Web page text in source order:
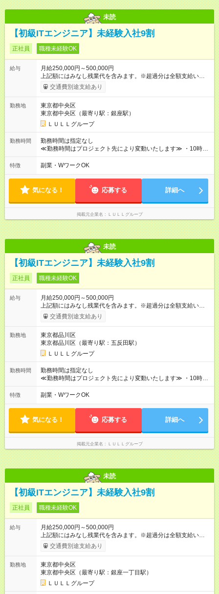
未読
【初級ITエンジニア】未経験入社9割
正社員 職種未経験OK
給与
月給250,000円～500,000円
上記額にはみなし残業代を含みます。※超過分は全額支給いたし
ます。 みなし残業代 21,675円／月 みなし残業時間 12時間／月 -
------------------------------------------------------- ≪経験者の方は以下と
万円～＋業績賞与＋交通費＋各種手当 ※固定残業代（30時間/6
万6，610円分）を含む。超過分は追加支給いたします 能力やス
キルを考慮し初任給を決定。経験者の方は前給考慮も可能で
す！ ◎昇給年1回（研修終了後） ◎賞与年2回（2月・8月）＋業
績賞与あり ◤スキルアップも、収入アップも。◢ 入社後の成長
や頑張りは、しっかり給与で還元しています。 実際にほぼ全員
上アップした社員も。 エンジニアへの還元率は業界高水準の
87％。 スキルを磨いた分だけ、収入アップも目指せる環境で
す！ 【試用期間】試用期間あり 試用期間の長さ：6ヶ月 ※ 雇用
形態と給与に、本採用時と異なる部分があります。 雇用形態：
中途採用（契約社員） 給与：月給 230,000円以上 上記額にはみ
なし残業代を含みます。※超過分は全額支給いたします。 みな
別途支給いたします ※研修期間中（最大12ヶ月間）も、試用期
交通費別途支給あり
勤務地
東京都中央区
東京都中央区（最寄り駅：銀座駅）
ＬＵＬＬグループ
勤務時間
勤務時間は指定なし
≪勤務時間はプロジェクト先により変動いたします≫ ・10時00
分～19時00分（休憩1時間） ・9時00分～18時00分（休憩1時
間） ＼平日夜も、ちゃんと「自分時間」がつくれます／ 残業は
やサウナなど、 趣味の時間を楽しむ社員も多くいます◎
特徴 副業・WワークOK
気になる！ 応募する 詳細へ
掲載元企業名 ＬＵＬＬグループ
未読
【初級ITエンジニア】未経験入社9割
正社員 職種未経験OK
給与
月給250,000円～500,000円
上記額にはみなし残業代を含みます。※超過分は全額支給いたし
ます。 みなし残業代 21,675円／月 みなし残業時間 12時間／月 -
------------------------------------------------------- ≪経験者の方は以下と
万円～＋業績賞与＋交通費＋各種手当 ※固定残業代（30時間/6
万6，610円分）を含む。超過分は追加支給いたします 能力やス
キルを考慮し初任給を決定。経験者の方は前給考慮も可能で
す！ ◎昇給年1回（研修終了後） ◎賞与年2回（2月・8月）＋業
績賞与あり ◤スキルアップも、収入アップも。◢ 入社後の成長
や頑張りは、しっかり給与で還元しています。 実際にほぼ全員
上アップした社員も。 エンジニアへの還元率は業界高水準の
87％。 スキルを磨いた分だけ、収入アップも目指せる環境で
す！ 【試用期間】試用期間あり 試用期間の長さ：6ヶ月 ※ 雇用
形態と給与に、本採用時と異なる部分があります。 雇用形態：
中途採用（契約社員） 給与：月給 230,000円以上 上記額にはみ
なし残業代を含みます。※超過分は全額支給いたします。 みな
別途支給いたします ※研修期間中（最大12ヶ月間）も、試用期
交通費別途支給あり
勤務地
東京都品川区
東京都品川区（最寄り駅：五反田駅）
ＬＵＬＬグループ
勤務時間
勤務時間は指定なし
≪勤務時間はプロジェクト先により変動いたします≫ ・10時00
分～19時00分（休憩1時間） ・9時00分～18時00分（休憩1時
間） ＼平日夜も、ちゃんと「自分時間」がつくれます／ 残業は
やサウナなど、 趣味の時間を楽しむ社員も多くいます◎
特徴 副業・WワークOK
気になる！ 応募する 詳細へ
掲載元企業名 ＬＵＬＬグループ
未読
【初級ITエンジニア】未経験入社9割
正社員 職種未経験OK
給与
月給250,000円～500,000円
上記額にはみなし残業代を含みます。※超過分は全額支給いたし
ます。 みなし残業代 21,675円／月 みなし残業時間 12時間／月 -
------------------------------------------------------- ≪経験者の方は以下と
万円～＋業績賞与＋交通費＋各種手当 ※固定残業代（30時間/6
万6，610円分）を含む。超過分は追加支給いたします 能力やス
キルを考慮し初任給を決定。経験者の方は前給考慮も可能で
す！ ◎昇給年1回（研修終了後） ◎賞与年2回（2月・8月）＋業
交通費別途支給あり
勤務地
東京都中央区
東京都中央区（最寄り駅：銀座一丁目駅）
ＬＵＬＬグループ